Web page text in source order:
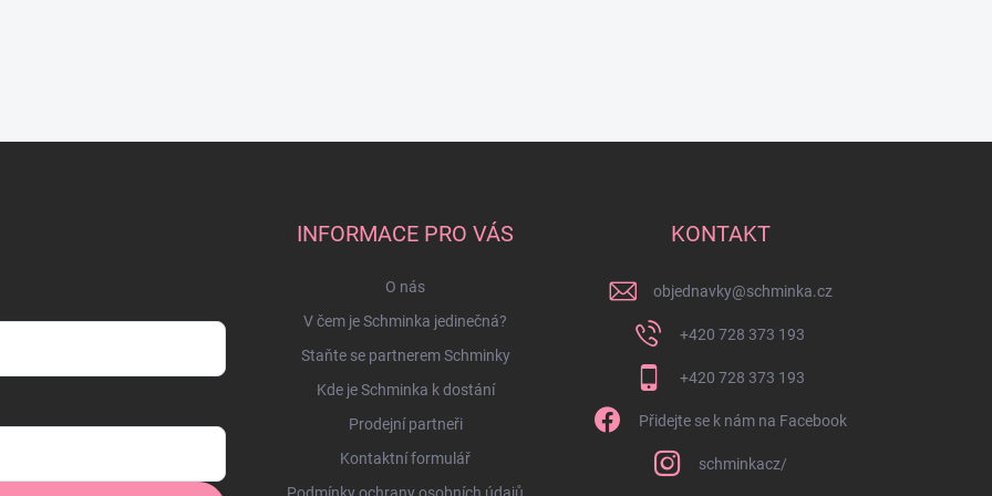
INFORMACE PRO VÁS
O nás
V čem je Schminka jedinečná?
Staňte se partnerem Schminky
Kde je Schminka k dostání
Prodejní partneři
Kontaktní formulář
Podmínky ochrany osobních údajů
KONTAKT
objednavky@schminka.cz
+420 728 373 193
+420 728 373 193
Přidejte se k nám na Facebook
schminkacz/